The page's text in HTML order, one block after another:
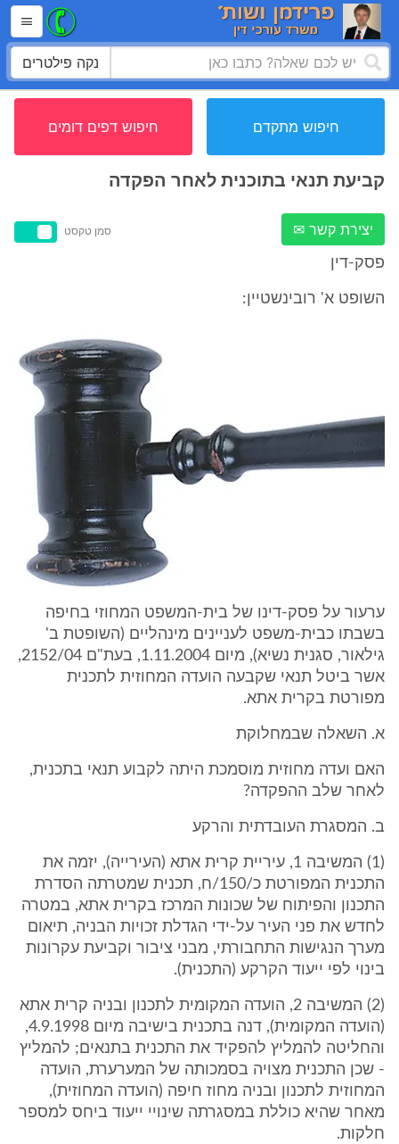
נקה פילטרים
חיפוש מתקדם חיפוש דפים דומים
קביעת תנאי בתוכנית לאחר הפקדה
יצירת קשר ✉ סמן טקסט
פסק-דין
השופט א' רובינשטיין:
ערעור על פסק-דינו של בית-המשפט המחוזי בחיפה
בשבתו כבית-משפט לעניינים מינהליים (השופטת ב'
גילאור, סגנית נשיא), מיום 1.11.2004, בעת"ם 2152/04,
אשר ביטל תנאי שקבעה הועדה המחוזית לתכנית
מפורטת בקרית אתא.
א. השאלה שבמחלוקת
האם ועדה מחוזית מוסמכת היתה לקבוע תנאי בתכנית,
לאחר שלב ההפקדה?
ב. המסגרת העובדתית והרקע
(1) המשיבה 1, עיריית קרית אתא (העירייה), יזמה את
התכנית המפורטת כ/150/ח, תכנית שמטרתה הסדרת
התכנון והפיתוח של שכונות המרכז בקרית אתא, במטרה
לחדש את פני העיר על-ידי הגדלת זכויות הבניה, תיאום
מערך הנגישות התחבורתי, מבני ציבור וקביעת עקרונות
בינוי לפי ייעוד הקרקע (התכנית).
(2) המשיבה 2, הועדה המקומית לתכנון ובניה קרית אתא
(הועדה המקומית), דנה בתכנית בישיבה מיום 4.9.1998,
והחליטה להמליץ להפקיד את התכנית בתנאים; להמליץ
- שכן התכנית מצויה בסמכותה של המערערת, הועדה
המחוזית לתכנון ובניה מחוז חיפה (הועדה המחוזית),
מאחר שהיא כוללת במסגרתה שינויי ייעוד ביחס למספר
חלקות.